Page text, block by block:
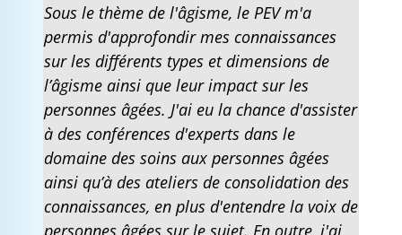
Sous le thème de l'âgisme, le PEV m'a
permis d'approfondir mes connaissances
sur les différents types et dimensions de
l’âgisme ainsi que leur impact sur les
personnes âgées. J'ai eu la chance d'assister
à des conférences d'experts dans le
domaine des soins aux personnes âgées
ainsi qu’à des ateliers de consolidation des
connaissances, en plus d'entendre la voix de
personnes âgées sur le sujet. En outre, j'ai